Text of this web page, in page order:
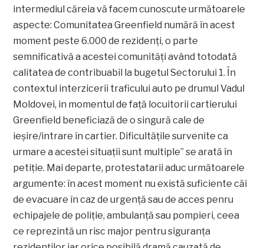
intermediul căreia vă facem cunoscute următoarele
aspecte: Comunitatea Greenfield numără în acest
moment peste 6.000 de rezidenți, o parte
semnificativă a acestei comunități având totodată
calitatea de contribuabil la bugetul Sectorului 1. În
contextul interzicerii traficului auto pe drumul Vadul
Moldovei, in momentul de față locuitorii cartierului
Greenfield beneficiază de o singură cale de
ieșire/intrare în cartier. Dificultățile survenite ca
urmare a acestei situații sunt multiple” se arată în
petiție. Mai departe, protestatarii aduc următoarele
argumente: în acest moment nu există suficiente căi
de evacuare în caz de urgență sau de acces penru
echipajele de poliție, ambulanță sau pompieri, ceea
ce reprezintă un risc major pentru siguranța